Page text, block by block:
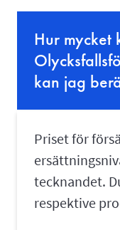
Hur mycket
kan jag
Priset för
tecknandet.
respektive